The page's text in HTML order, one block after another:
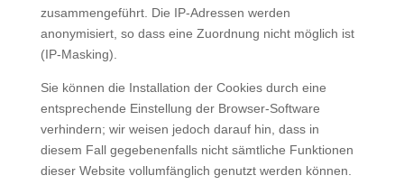
zusammengeführt. Die IP-Adressen werden
anonymisiert, so dass eine Zuordnung nicht möglich ist
(IP-Masking).
Sie können die Installation der Cookies durch eine
entsprechende Einstellung der Browser-Software
verhindern; wir weisen jedoch darauf hin, dass in
diesem Fall gegebenenfalls nicht sämtliche Funktionen
dieser Website vollumfänglich genutzt werden können.